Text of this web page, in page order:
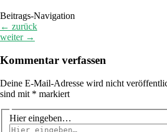
Beitrags-Navigation
← zurück
weiter →
Kommentar verfassen
Deine E-Mail-Adresse wird nicht
sind mit * markiert
Hier eingeben…